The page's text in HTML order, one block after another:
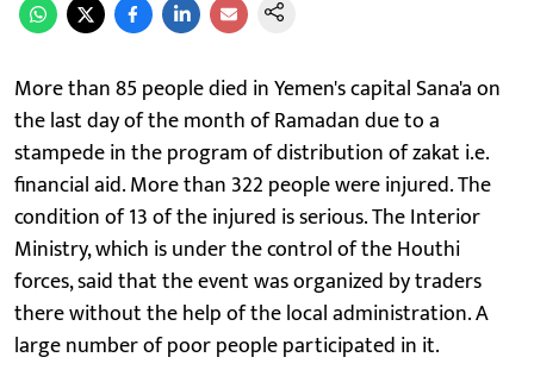
More than 85 people died in Yemen's capital Sana'a on
the last day of the month of Ramadan due to a
stampede in the program of distribution of zakat i.e.
financial aid. More than 322 people were injured. The
condition of 13 of the injured is serious. The Interior
Ministry, which is under the control of the Houthi
forces, said that the event was organized by traders
there without the help of the local administration. A
large number of poor people participated in it.